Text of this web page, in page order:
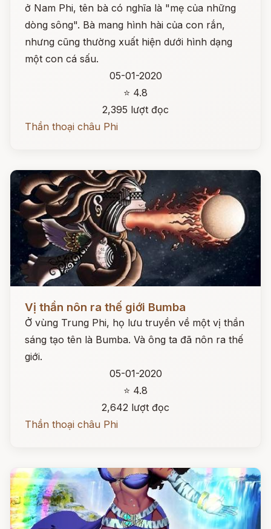
ở Nam Phi, tên bà có nghĩa là "mẹ của những
dòng sông". Bà mang hình hài của con rắn,
nhưng cũng thường xuất hiện dưới hình dạng
một con cá sấu.
05-01-2020
⭐ 4.8
2,395 lượt đọc
Thần thoại châu Phi
Đọc ngay
Vị thần nôn ra thế giới Bumba
Ở vùng Trung Phi, họ lưu truyền về một vị thần
sáng tạo tên là Bumba. Và ông ta đã nôn ra thế
giới.
05-01-2020
⭐ 4.8
2,642 lượt đọc
Thần thoại châu Phi